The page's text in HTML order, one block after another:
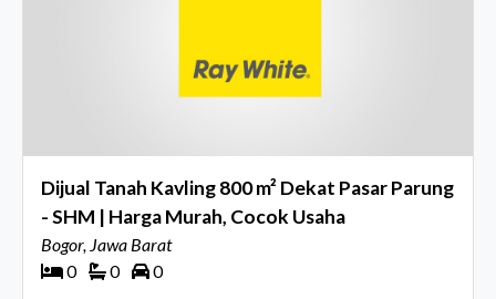
Dijual Tanah Kavling 800 m² Dekat Pasar Parung
- SHM | Harga Murah, Cocok Usaha
Bogor, Jawa Barat
0
0 0